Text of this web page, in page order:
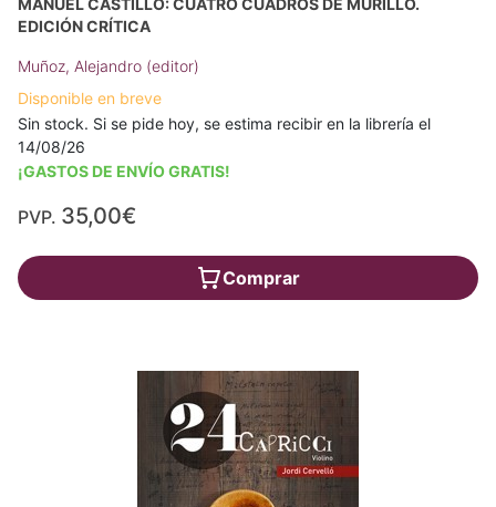
MANUEL CASTILLO: CUATRO CUADROS DE MURILLO.
EDICIÓN CRÍTICA
Muñoz, Alejandro (editor)
Disponible en breve
Sin stock. Si se pide hoy, se estima recibir en la librería el
14/08/26
¡GASTOS DE ENVÍO GRATIS!
PVP. 35,00€
Comprar